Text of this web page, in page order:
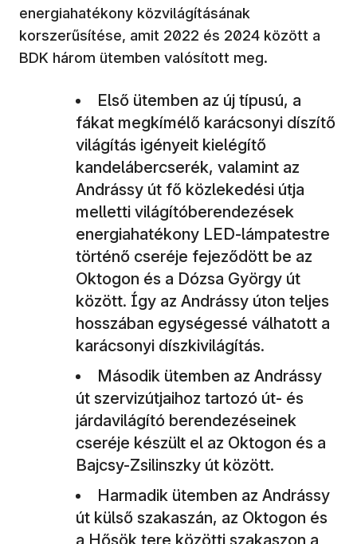
energiahatékony közvilágításának
korszerűsítése, amit 2022 és 2024 között a
BDK három ütemben valósított meg.
Első ütemben az új típusú, a
fákat megkímélő karácsonyi díszítő
világítás igényeit kielégítő
kandelábercserék, valamint az
Andrássy út fő közlekedési útja
melletti világítóberendezések
energiahatékony LED-lámpatestre
történő cseréje fejeződött be az
Oktogon és a Dózsa György út
között. Így az Andrássy úton teljes
hosszában egységessé válhatott a
karácsonyi díszkivilágítás.
Második ütemben az Andrássy
út szervizútjaihoz tartozó út- és
járdavilágító berendezéseinek
cseréje készült el az Oktogon és a
Bajcsy-Zsilinszky út között.
Harmadik ütemben az Andrássy
út külső szakaszán, az Oktogon és
a Hősök tere közötti szakaszon a